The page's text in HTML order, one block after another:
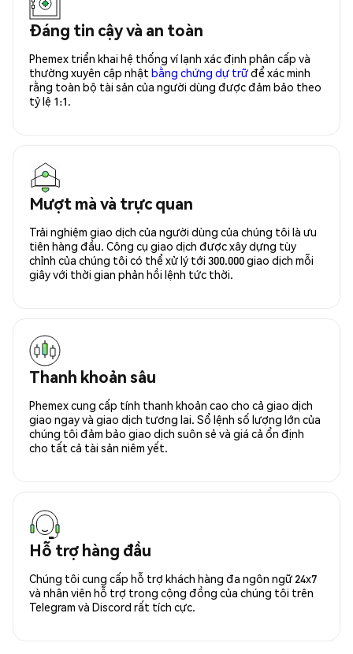
Đáng tin cậy và an toàn
Phemex triển khai hệ thống ví lạnh xác định phân cấp và
thường xuyên cập nhật bằng chứng dự trữđể xác minh
rằng toàn bộ tài sản của người dùng được đảm bảo theo
tỷ lệ 1:1.
Mượt mà và trực quan
Trải nghiệm giao dịch của người dùng của chúng tôi là ưu
tiên hàng đầu. Công cụ giao dịch được xây dựng tùy
chỉnh của chúng tôi có thể xử lý tới 300.000 giao dịch mỗi
giây với thời gian phản hồi lệnh tức thời.
Thanh khoản sâu
Phemex cung cấp tính thanh khoản cao cho cả giao dịch
giao ngay và giao dịch tương lai. Sổ lệnh số lượng lớn của
chúng tôi đảm bảo giao dịch suôn sẻ và giá cả ổn định
cho tất cả tài sản niêm yết.
Hỗ trợ hàng đầu
Chúng tôi cung cấp hỗ trợ khách hàng đa ngôn ngữ 24x7
và nhân viên hỗ trợ trong cộng đồng của chúng tôi trên
Telegram và Discord rất tích cực.